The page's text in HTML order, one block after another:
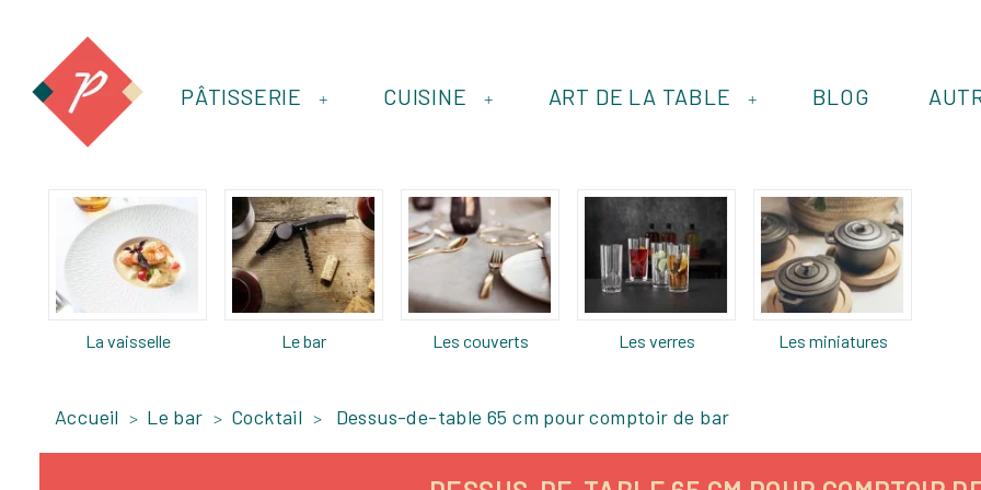
+
PÂTISSERIE +
CUISINE +
ART DE LA TABLE BLOG
La vaisselle Le bar Les couverts Les verres Les miniatures
Accueil Le bar Cocktail Dessus-de-table 65 cm pour comptoir de bar